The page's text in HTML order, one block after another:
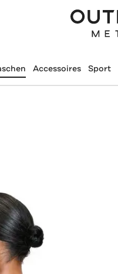
Accessoires Sport